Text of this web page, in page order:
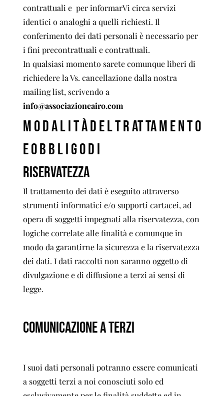
contrattuali e per informarVi circa servizi
identici o analoghi a quelli richiesti. Il
conferimento dei dati personali è necessario per
i fini precontrattuali e contrattuali.
In qualsiasi momento sarete comunque liberi di
richiedere la Vs. cancellazione dalla nostra
mailing list, scrivendo a
info@associazioneairo.com
M O D A L I T À D E L T R AT TA M E N T O
E O B B L I G O D I
RISERVATEZZA
Il trattamento dei dati è eseguito attraverso
strumenti informatici e/o supporti cartacei, ad
opera di soggetti impegnati alla riservatezza, con
logiche correlate alle finalità e comunque in
modo da garantirne la sicurezza e la riservatezza
dei dati. I dati raccolti non saranno oggetto di
divulgazione e di diffusione a terzi ai sensi di
legge.
COMUNICAZIONE A TERZI
I suoi dati personali potranno essere comunicati
a soggetti terzi a noi conosciuti solo ed